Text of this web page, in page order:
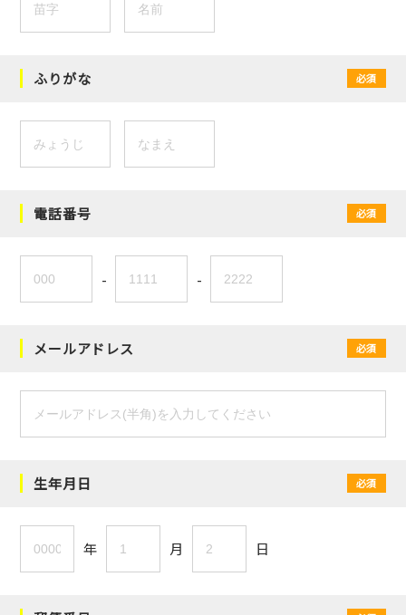
ふりがな 必須
電話番号 必須
- -
メールアドレス 必須
生年月日 必須
年 月 日